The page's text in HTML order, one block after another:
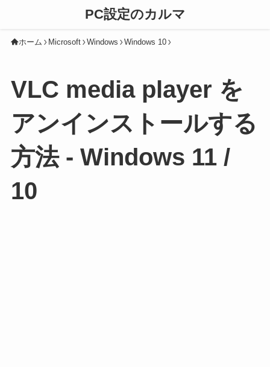
PC設定のカルマ
ホーム Microsoft Windows Windows 10
VLC media player を
アンインストールする
方法 - Windows 11 /
10